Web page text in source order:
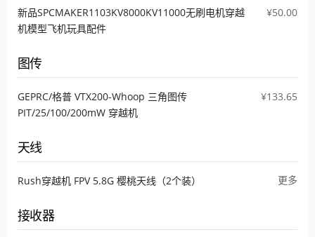
新品SPCMAKER1103KV8000KV11000无刷电机穿越
机模型飞机玩具配件
¥50.00
图传
GEPRC/格普 VTX200-Whoop 三角图传
PIT/25/100/200mW 穿越机
¥133.65
天线
Rush穿越机 FPV 5.8G 樱桃天线（2个装） 更多
接收器